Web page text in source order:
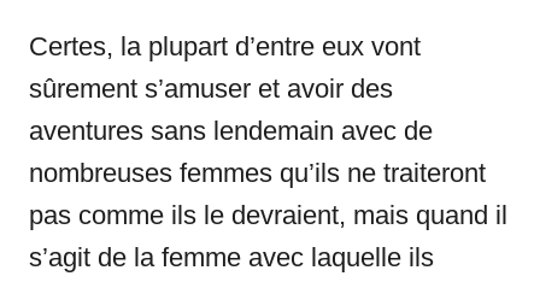
Certes, la plupart d’entre eux vont
sûrement s’amuser et avoir des
aventures sans lendemain avec de
nombreuses femmes qu’ils ne traiteront
pas comme ils le devraient, mais quand il
s’agit de la femme avec laquelle ils